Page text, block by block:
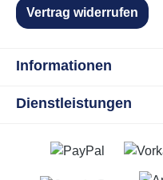
Vertrag widerrufen
Informationen
Dienstleistungen